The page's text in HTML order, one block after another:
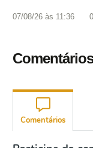
07/08/26 às 11:36 0
Comentários